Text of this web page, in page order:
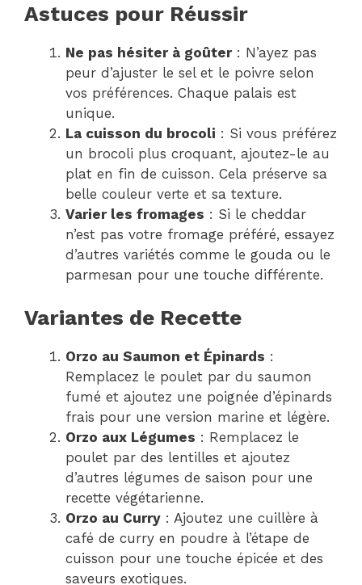
Astuces pour Réussir
Ne pas hésiter à goûter: N’ayez pas
peur d’ajuster le sel et le poivre selon
vos préférences. Chaque palais est
unique.
La cuisson du brocoli : Si vous préférez
un brocoli plus croquant, ajoutez-le au
plat en fin de cuisson. Cela préserve sa
belle couleur verte et sa texture.
Varier les fromages : Si le cheddar
n’est pas votre fromage préféré, essayez
d’autres variétés comme le gouda ou le
parmesan pour une touche différente.
Variantes de Recette
Orzo au Saumon et Épinards :
Remplacez le poulet par du saumon
fumé et ajoutez une poignée d’épinards
frais pour une version marine et légère.
Orzo aux Légumes : Remplacez le
poulet par des lentilles et ajoutez
d’autres légumes de saison pour une
recette végétarienne.
Orzo au Curry : Ajoutez une cuillère à
café de curry en poudre à l’étape de
cuisson pour une touche épicée et des
saveurs exotiques.